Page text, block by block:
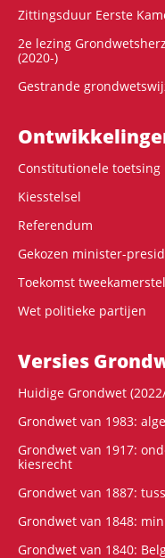
Zittingsduur Eerste
2e lezing
(2020-)
Gestrande
Constitutionele toetsing
Kiesstelsel
Referendum
Gekozen minister-
Toekomst
Wet politieke partijen
Versies
Huidige Grondwet
Grondwet van 1983:
Grondwet van 1917:
kiesrecht
Grondwet van 1887:
Grondwet van 1848:
Grondwet van 1840: